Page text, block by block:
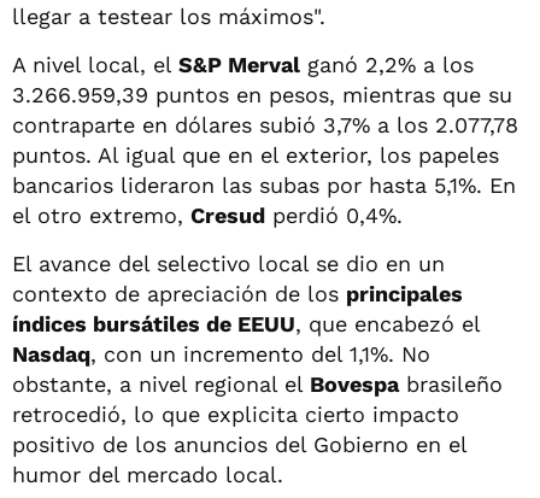
llegar a testear los máximos".
A nivel local, el S&P Merval ganó 2,2% a los
3.266.959,39 puntos en pesos, mientras que su
contraparte en dólares subió 3,7% a los 2.077,78
puntos. Al igual que en el exterior, los papeles
bancarios lideraron las subas por hasta 5,1%. En
el otro extremo, Cresud perdió 0,4%.
El avance del selectivo local se dio en un
contexto de apreciación de los principales
índices bursátiles de EEUU, que encabezó el
Nasdaq, con un incremento del 1,1%. No
obstante, a nivel regional el Bovespabrasileño
retrocedió, lo que explicita cierto impacto
positivo de los anuncios del Gobierno en el
humor del mercado local.